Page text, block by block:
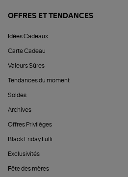
OFFRES ET TENDANCES
Idées Cadeaux
Carte Cadeau
Valeurs Sûres
Tendances du moment
Soldes
Archives
Offres Privilèges
Black Friday Lulli
Exclusivités
Fête des mères